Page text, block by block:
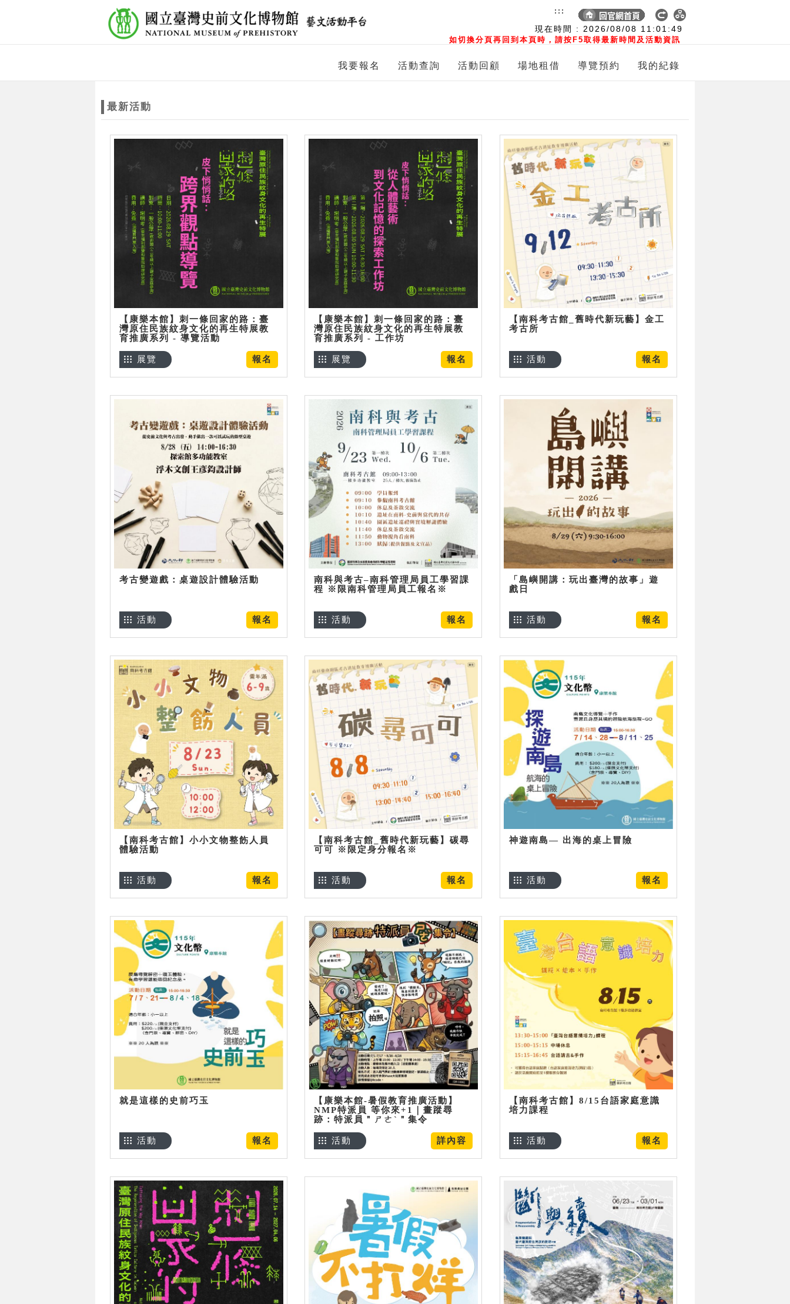
現在時間 : 2026/08/08 11:01:50
如切換分頁再回到本頁時，請按F5取得最新時間及活動資訊
:::
我要報名 活動查詢 活動回顧 場地租借 導覽預約 我的紀錄
最新活動
【康樂本館】刺一條回家的路：臺
灣原住民族紋身文化的再生特展教
育推廣系列 - 導覽活動
報名
展覽
【康樂本館】刺一條回家的路：臺
灣原住民族紋身文化的再生特展教
育推廣系列 - 工作坊
報名
展覽
【南科考古館_舊時代新玩藝】金工
考古所
報名
活動
考古變遊戲：桌遊設計體驗活動
報名
活動
南科與考古–南科管理局員工學習課
程 ※限南科管理局員工報名※
報名
活動
「島嶼開講：玩出臺灣的故事」遊
戲日
報名
活動
【南科考古館】小小文物整飭人員
體驗活動
報名
活動
【南科考古館_舊時代新玩藝】碳尋
可可 ※限定身分報名※
報名
活動
神遊南島— 出海的桌上冒險
報名
活動
就是這樣的史前巧玉
報名
活動
【康樂本館-暑假教育推廣活動】
NMP特派員 等你來+1｜畫蹤尋
跡：特派員＂ㄕㄜˋ＂集令
詳內容
活動
【南科考古館】8/15台語家庭意識
培力課程
報名
活動